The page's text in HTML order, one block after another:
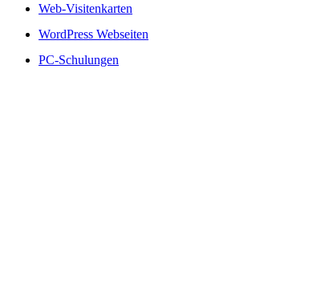
Web-Visitenkarten
WordPress Webseiten
PC-Schulungen